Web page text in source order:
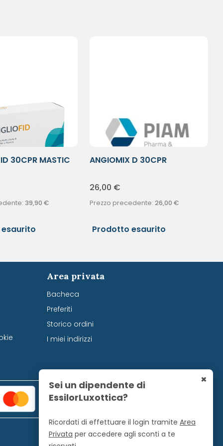
30CPR MASTIC
39,90 €
ANGIOMIX D 30CPR
26,00 €
Prezzo precedente: 26,00 €
Prodotto esaurito
Area privata
Bacheca
Preferiti
Storico ordini
I miei indirizzi
×
Sei un dipendente di
EssilorLuxottica?
Ricordati di effettuare il login tramite Area
Privata per accedere agli sconti a te